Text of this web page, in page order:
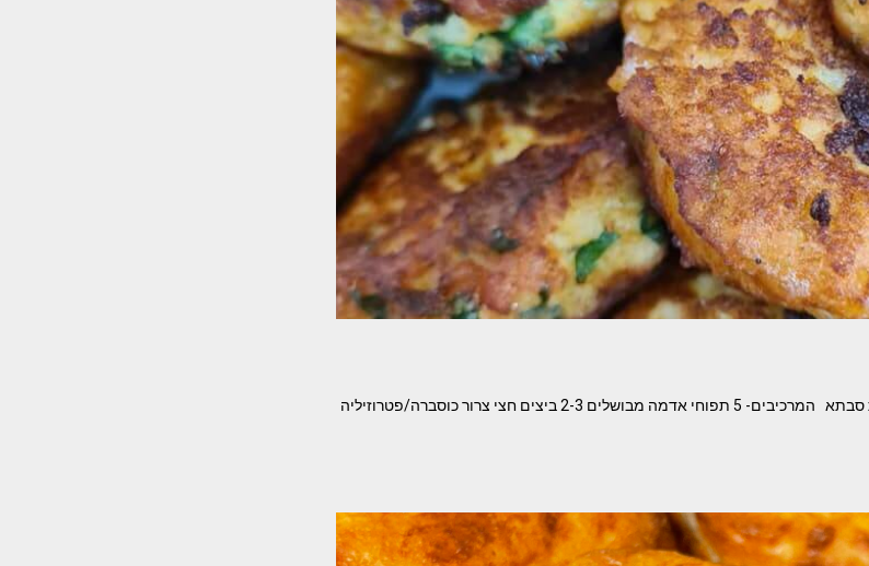
לביבות מחמאר או מעקודה טעימות מבית סבתא המרכיבים- 5 תפוחי אדמה מבושלים 2-3 ביצים חצי צרור כוסברה/פטרוזיליה